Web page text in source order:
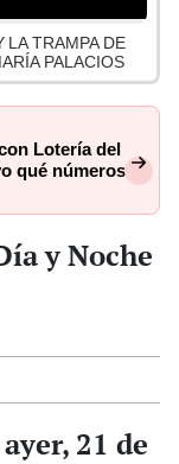
LA TRAMPA DE
PALACIOS
Lotería del
qué números
y Noche
21 de